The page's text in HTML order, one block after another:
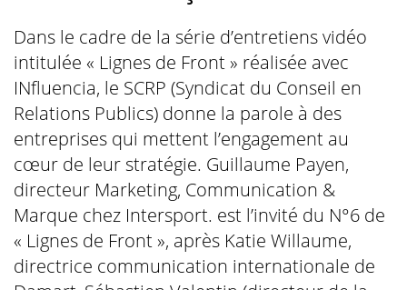
Dans le cadre de la série d’entretiens vidéo
intitulée « Lignes de Front » réalisée avec
INfluencia, le SCRP (Syndicat du Conseil en
Relations Publics) donne la parole à des
entreprises qui mettent l’engagement au
cœur de leur stratégie. Guillaume Payen,
directeur Marketing, Communication &
Marque chez Intersport. est l’invité du N°6 de
« Lignes de Front », après Katie Willaume,
directrice communication internationale de